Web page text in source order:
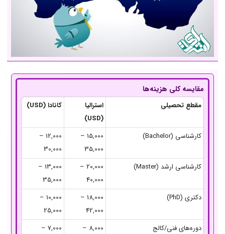
مقایسه کلی هزینه‌ها
مقطع تحصیلی
استرالیا
(USD)
کانادا (USD)
کارشناسی (Bachelor)
15,000 –
35,000
12,000 –
30,000
کارشناسی ارشد (Master)
20,000 –
40,000
13,000 –
35,000
دکتری (PhD)
18,000 –
42,000
10,000 –
25,000
دوره‌های فنی/کالج
8,000 –
7,000 –